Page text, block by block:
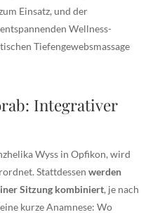
Einsatz, und der
Wellness-
Tiefengewebsmassage
Integrativer
Wyss in Opfikon, wird
Stattdessen werden
Sitzung kombiniert, je nach
kurze Anamnese: Wo